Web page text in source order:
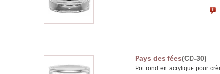
Pays des fées(CD-30)
Pot rond en acrylique pour